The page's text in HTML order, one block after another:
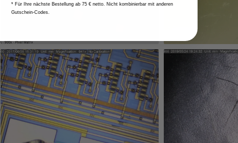
* Für Ihre nächste Bestellung ab 75 € netto. Nicht kombinierbar mit anderen
Gutschein-Codes.